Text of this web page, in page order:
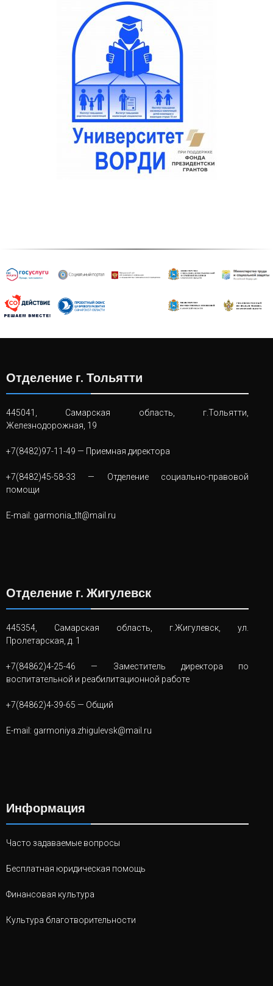
Отделение г. Тольятти
445041, Самарская область, г.Тольятти,
Железнодорожная, 19
+7(8482)97-11-49 — Приемная директора
+7(8482)45-58-33 — Отделение социально-правовой
помощи
E-mail: garmonia_tlt@mail.ru
Отделение г. Жигулевск
445354, Самарская область, г.Жигулевск, ул.
Пролетарская, д. 1
+7(84862)4-25-46 — Заместитель директора по
воспитательной и реабилитационной работе
+7(84862)4-39-65 — Общий
E-mail: garmoniya.zhigulevsk@mail.ru
Информация
Часто задаваемые вопросы
Бесплатная юридическая помощь
Финансовая культура
Культура благотворительности